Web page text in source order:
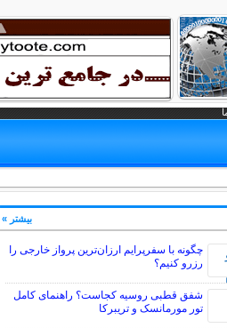
چگونه با سفرپرایم ارزان‌ترین پرواز خارجی را
رزرو کنیم؟
شفق قطبی روسیه کجاست؟ راهنمای کامل
تور مورمانسک و تریبرکا
بیشتر »